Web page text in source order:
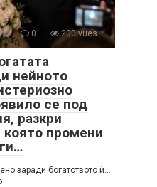
0 200 vues
нейното
се под
разкри
промени
заради богатството ѝ…